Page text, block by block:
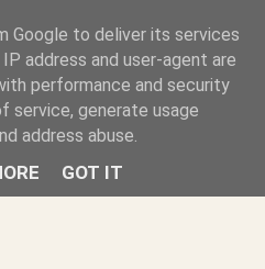
откъси, нови книги
· пон–пет 10:00–19:00 ·
Google to deliver its services
address and user-agent are
performance and security
service, generate usage
address abuse.
GOT IT